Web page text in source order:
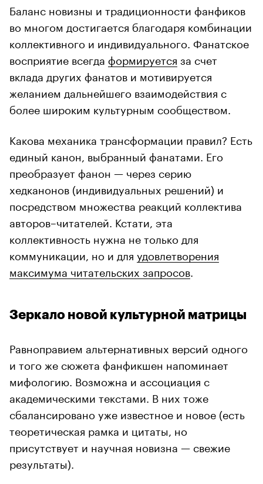
Баланс новизны и традиционности фанфиков
во многом достигается благодаря комбинации
коллективного и индивидуального. Фанатское
восприятие всегда формируется за счет
вклада других фанатов и мотивируется
желанием дальнейшего взаимодействия с
более широким культурным сообществом.
Какова механика трансформации правил? Есть
единый канон, выбранный фанатами. Его
преобразует фанон — через серию
хедканонов (индивидуальных решений) и
посредством множества реакций коллектива
авторов–читателей. Кстати, эта
коллективность нужна не только для
коммуникации, но и для удовлетворения
максимума читательских запросов
Зеркало новой культурной матрицы
Равноправием альтернативных версий одного
и того же сюжета фанфикшен напоминает
мифологию. Возможна и ассоциация с
академическими текстами. В них тоже
сбалансировано уже известное и новое (есть
теоретическая рамка и цитаты, но
присутствует и научная новизна — свежие
результаты).